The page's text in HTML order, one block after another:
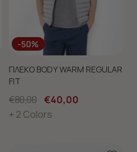
-50%
ΓΙΛΕΚΟ BODY WARM REGULAR
FIT
€80,00 €40,00
+ 2 Colors